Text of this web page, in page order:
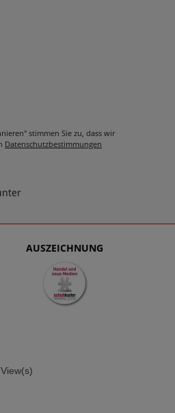
stimmen Sie zu, dass wir
Datenschutzbestimmungen
AUSZEICHNUNG
View(s)